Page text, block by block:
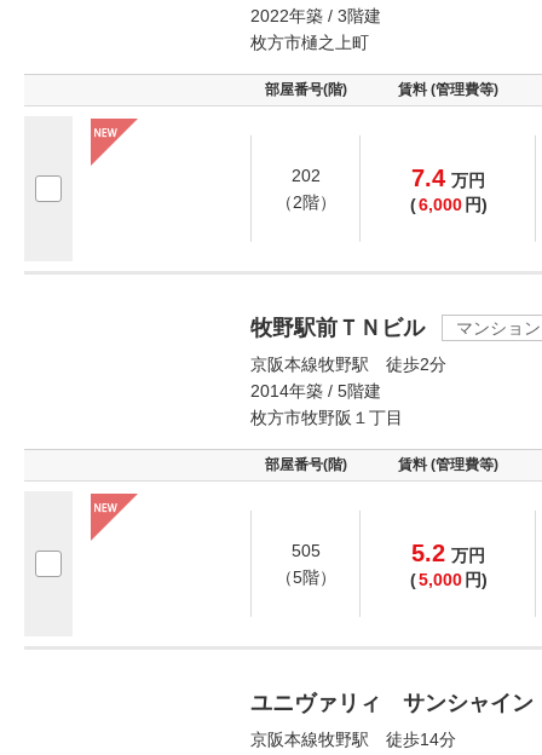
2022年築 / 3階建
枚方市樋之上町
部屋番号(階) 賃料 (管理費等)
202
（2階）
7.4 万円
(6,000 円)
牧野駅前ＴＮビル
マンション
京阪本線牧野駅 徒歩2分
2014年築 / 5階建
枚方市牧野阪１丁目
部屋番号(階) 賃料 (管理費等)
505
（5階）
5.2 万円
(5,000 円)
ユニヴァリィ サンシャイン
京阪本線牧野駅 徒歩14分